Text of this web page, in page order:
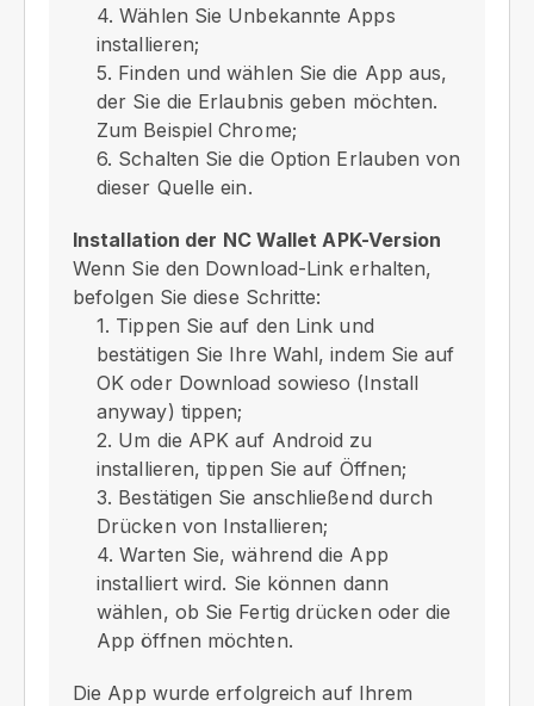
4. Wählen Sie Unbekannte Apps
installieren;
5. Finden und wählen Sie die App aus,
der Sie die Erlaubnis geben möchten.
Zum Beispiel Chrome;
6. Schalten Sie die Option Erlauben von
dieser Quelle ein.
Installation der NC Wallet APK-Version
Wenn Sie den Download-Link erhalten,
befolgen Sie diese Schritte:
1. Tippen Sie auf den Link und
bestätigen Sie Ihre Wahl, indem Sie auf
OK oder Download sowieso (Install
anyway) tippen;
2. Um die APK auf Android zu
installieren, tippen Sie auf Öffnen;
3. Bestätigen Sie anschließend durch
Drücken von Installieren;
4. Warten Sie, während die App
installiert wird. Sie können dann
wählen, ob Sie Fertig drücken oder die
App öffnen möchten.
Die App wurde erfolgreich auf Ihrem